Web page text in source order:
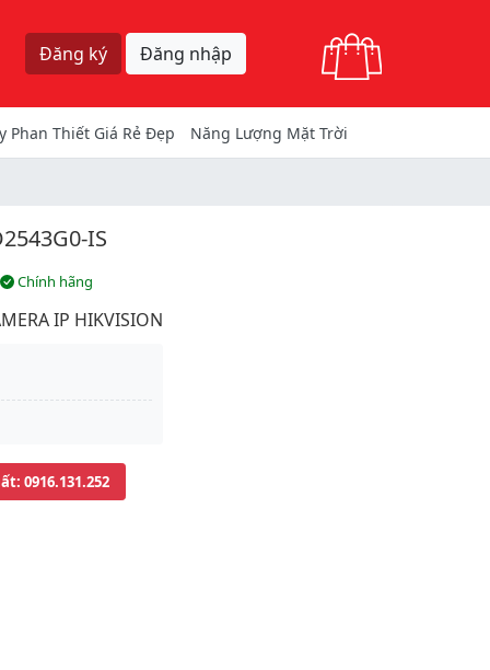
Đăng ký Đăng nhập
Phan Thiết Giá Rẻ Đẹp Năng Lượng Mặt Trời
IS
Chính hãng
IP HIKVISION
: 0916.131.252